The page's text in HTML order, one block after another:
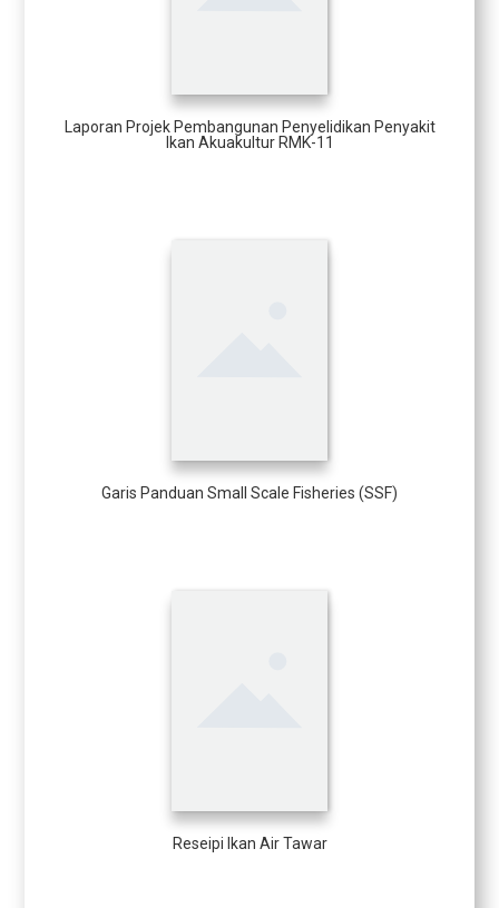
Laporan Projek Pembangunan Penyelidikan Penyakit
Ikan Akuakultur RMK-11
Garis Panduan Small Scale Fisheries (SSF)
Reseipi Ikan Air Tawar